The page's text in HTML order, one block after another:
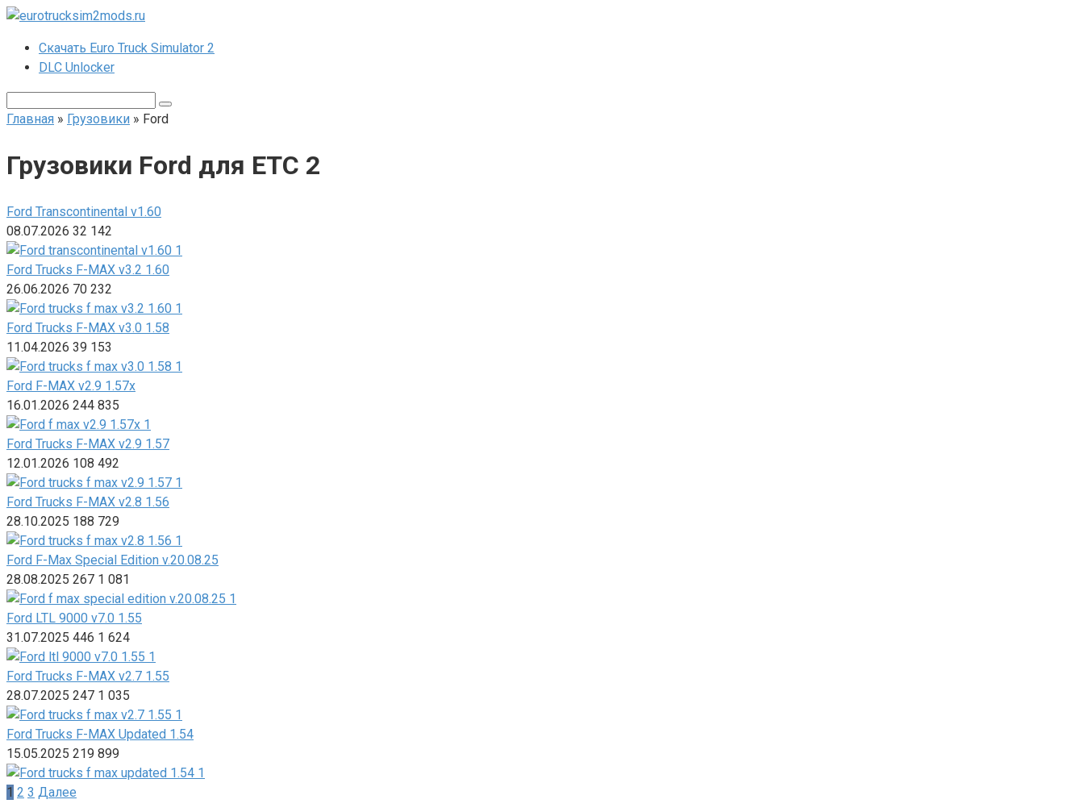
Перейти
контентуСкачать Euro Truck Simulator 2
DLC Unlocker
Главная » Грузовики » Ford
Грузовики Ford для ЕТС 2
Ford Transcontinental v1.60
08.07.2026 32 142
Ford Trucks F-MAX v3.2 1.60
26.06.2026 70 232
Ford Trucks F-MAX v3.0 1.58
11.04.2026 39 153
Ford F-MAX v2.9 1.57x
16.01.2026 244 835
Ford Trucks F-MAX v2.9 1.57
12.01.2026 108 492
Ford Trucks F-MAX v2.8 1.56
28.10.2025 188 729
Ford F-Max Special Edition v.20.08.25
28.08.2025 267 1 081
Ford LTL 9000 v7.0 1.55
31.07.2025 446 1 624
Ford Trucks F-MAX v2.7 1.55
28.07.2025 247 1 035
Ford Trucks F-MAX Updated 1.54
15.05.2025 219 899
Пагинация
1 2 3 Далее